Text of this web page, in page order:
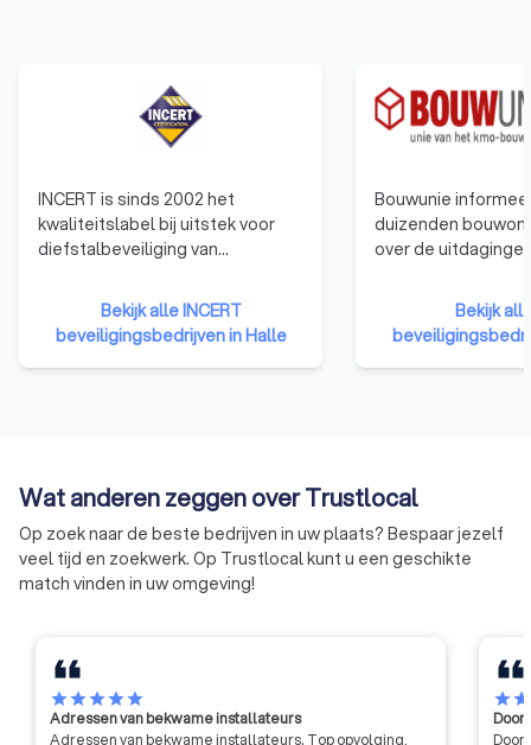
INCERT is sinds 2002 het
kwaliteitslabel bij uitstek voor
diefstalbeveiliging van
België. Om uw woning te
beschermen tegen diefstal of
inbraak, moet u op een
betrouwbare beveiligingsketen
hoog serviceniveau. INCERT
certificeert ook de producten die
gebruikt worden en de
alarmcentrales die instaan voor
het beheer en de afhandeling
Bekijk alle INCERT
beveiligingsbedrijven in Halle
Bouwunie
duizenden
over de
Bouwunie is er
bedrijven en
ondernemers uit
We behartigen de
Bekijk
Wat anderen zeggen over Trustlocal
Op zoek naar de beste bedrijven in uw plaats? Bespaar jezelf
veel tijd en zoekwerk. Op Trustlocal kunt u een geschikte
match vinden in uw omgeving!
starstarstarstarstar
Adressen van bekwame installateurs
Adressen van bekwame installateurs. Top opvolging,
starstar
Door
Door